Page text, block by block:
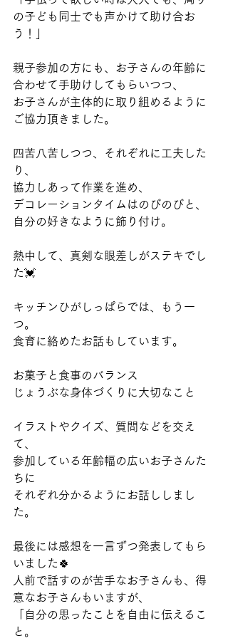
の子ども同士でも声かけて助け合お
う！」
親子参加の方にも、お子さんの年齢に
合わせて手助けしてもらいつつ、
お子さんが主体的に取り組めるように
ご協力頂きました。
四苦八苦しつつ、それぞれに工夫した
り、
協力しあって作業を進め、
デコレーションタイムはのびのびと、
自分の好きなように飾り付け。
熱中して、真剣な眼差しがステキでし
た💓
キッチンひがしっぱらでは、もう一
つ。
食育に絡めたお話もしています。
お菓子と食事のバランス
じょうぶな身体づくりに大切なこと
イラストやクイズ、質問などを交え
て、
参加している年齢幅の広いお子さんた
ちに
それぞれ分かるようにお話ししまし
た。
最後には感想を一言ずつ発表してもら
いました🍀
人前で話すのが苦手なお子さんも、得
意なお子さんもいますが、
「自分の思ったことを自由に伝えるこ
と。